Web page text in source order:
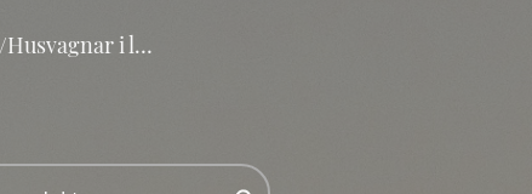
Husbilar/Husvagnar i lager